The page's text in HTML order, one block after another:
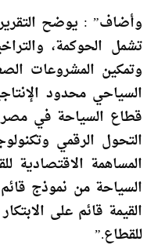
وأضاف” : يوضح
تشمل الحوكمة،
وتمكين المشروعات
السياحي محدود
قطاع السياحة في
التحول الرقمي
السياحة من نموذج
القيمة قائم على
للقطاع.”